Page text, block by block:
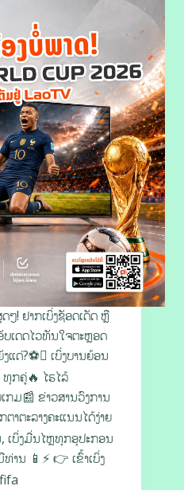
! ຢາກເບິ່ງຊັອດເດັດ ຫຼື
ເດດໄວທັນໃຈຕະຫຼອດ
ດ່?⚽ ເບິ່ງບານຍ້ອນ
ກຄູ່🔥 ໄຮໄລ້
ມ📰 ຂ່າວສານວົງການ
ຕະລາງຄະແນນໄດ້ງ່າຍ
ເບິ່ງມື່ນໄຫຼທຸກອຸປະກອນ
ນ 📱⚡ 👉 ເຂົ້າເບິ່ງ